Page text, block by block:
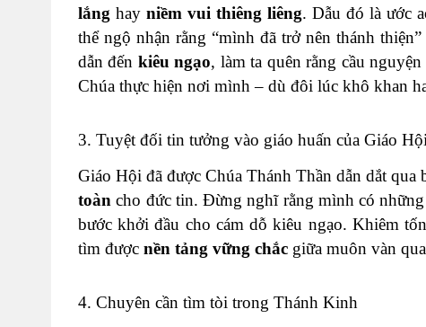
lắng hayniềm vui thiêng liêng. Dẫu đó là ước
thể ngộ nhận rằng “mình đã trở nên thánh
dẫn đến kiêu ngạo, làm ta quên rằng cầu
Chúa thực hiện nơi mình – dù đôi lúc khô khan
3. Tuyệt đối tin tưởng vào giáo huấn của Giáo
Giáo Hội đã được Chúa Thánh Thần dẫn dắt
toàn cho đức tin. Đừng nghĩ rằng mình có
bước khởi đầu cho cám dỗ kiêu ngạo. Khiêm
tìm được nền tảng vững chắc giữa muôn vàn
4. Chuyên cần tìm tòi trong Thánh Kinh